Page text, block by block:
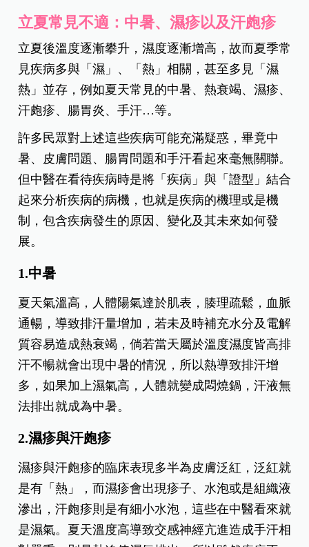
立夏常見不適：中暑、濕疹以及汗皰疹
立夏後溫度逐漸攀升，濕度逐漸增高，故而夏季常
見疾病多與「濕」、「熱」相關，甚至多見「濕
熱」並存，例如夏天常見的中暑、熱衰竭、濕疹、
汗皰疹、腸胃炎、手汗…等。
許多民眾對上述這些疾病可能充滿疑惑，畢竟中
暑、皮膚問題、腸胃問題和手汗看起來毫無關聯。
但中醫在看待疾病時是將「疾病」與「證型」結合
起來分析疾病的病機，也就是疾病的機理或是機
制，包含疾病發生的原因、變化及其未來如何發
展。
1.中暑
夏天氣溫高，人體陽氣達於肌表，腠理疏鬆，血脈
通暢，導致排汗量增加，若未及時補充水分及電解
質容易造成熱衰竭，倘若當天屬於溫度濕度皆高排
汗不暢就會出現中暑的情況，所以熱導致排汗增
多，如果加上濕氣高，人體就變成悶燒鍋，汗液無
法排出就成為中暑。
2.濕疹與汗皰疹
濕疹與汗皰疹的臨床表現多半為皮膚泛紅，泛紅就
是有「熱」，而濕疹會出現疹子、水泡或是組織液
滲出，汗皰疹則是有細小水泡，這些在中醫看來就
是濕氣。夏天溫度高導致交感神經亢進造成手汗相